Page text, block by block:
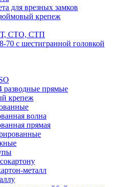
для врезных замков
крепеж
СТО, СТП
с шестигранной головкой
прямые
крепеж
волна
прямая
металл